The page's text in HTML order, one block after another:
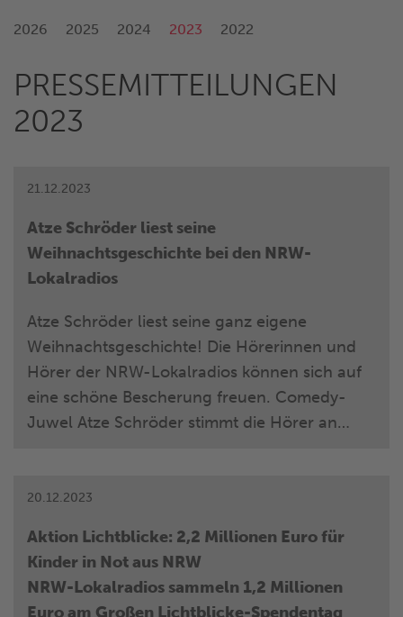
2026 2025 2024 2023 2022
PRESSEMITTEILUNGEN
2023
21.12.2023
Atze Schröder liest seine
Weihnachtsgeschichte bei den NRW-
Lokalradios
Atze Schröder liest seine ganz eigene
Weihnachtsgeschichte! Die Hörerinnen und
Hörer der NRW-Lokalradios können sich auf
eine schöne Bescherung freuen. Comedy-
Juwel Atze Schröder stimmt die Hörer an
Christmas Carol“ ein. Es ist das 24. Türchen an
Anfang der Adventszeit für Stimmung im
Programm sorgt. Für Ruhrpott-Legende Atze
ist das reine Ehrensache: „In NRW passiert so
20.12.2023
Aktion Lichtblicke: 2,2 Millionen Euro für
Kinder in Not aus NRW
NRW-Lokalradios sammeln 1,2 Millionen
Euro am Großen Lichtblicke-Spendentag